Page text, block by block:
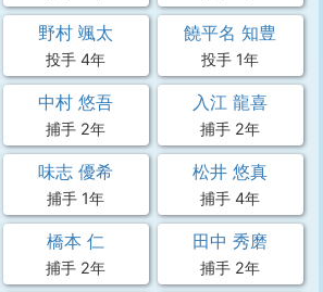
野村 颯太
投手 4年
饒平名 知豊
投手 1年
中村 悠吾
捕手 2年
入江 龍喜
捕手 2年
味志 優希
捕手 1年
松井 悠真
捕手 4年
橋本 仁
捕手 2年
田中 秀磨
捕手 2年